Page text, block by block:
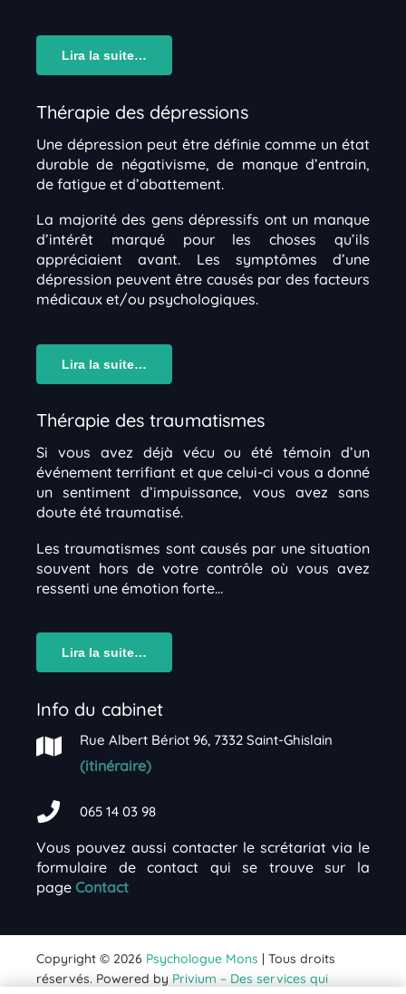
Lira la suite…
Thérapie des dépressions
Une dépression peut être définie comme un état
durable de négativisme, de manque d’entrain,
de fatigue et d’abattement.
La majorité des gens dépressifs ont un manque
d’intérêt marqué pour les choses qu’ils
appréciaient avant. Les symptômes d’une
dépression peuvent être causés par des facteurs
médicaux et/ou psychologiques.
Lira la suite…
Thérapie des traumatismes
Si vous avez déjà vécu ou été témoin d’un
événement terrifiant et que celui-ci vous a donné
un sentiment d’impuissance, vous avez sans
doute été traumatisé.
Les traumatismes sont causés par une situation
souvent hors de votre contrôle où vous avez
ressenti une émotion forte…
Lira la suite…
Info du cabinet
Rue Albert Bériot 96, 7332 Saint-Ghislain
(itinéraire)
065 14 03 98
Vous pouvez aussi contacter le scrétariat via le
formulaire de contact qui se trouve sur la
page Contact
Copyright © 2026 Psychologue Mons | Tous droits
réservés. Powered by Privium – Des services qui